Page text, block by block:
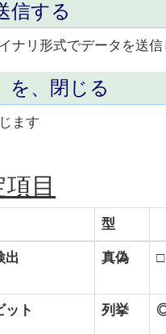
信する
ナリ形式でデータを送信
を、 閉じる
ます
目
型
出 真偽 □
ット 列挙